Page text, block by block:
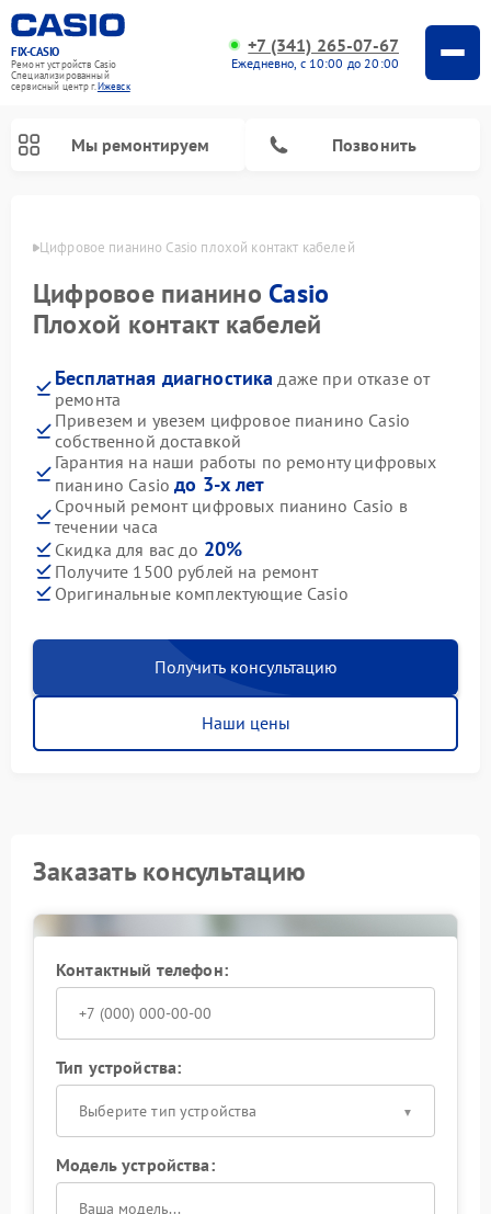
FIX-CASIO
Ремонт устройств Casio
Специализированный
cервисный центр г.Ижевск
+7 (341) 265-07-67
Ежедневно, с 10:00 до 20:00
Мы ремонтируем Позвонить
Цифровое пианино Casio плохой контакт кабелей
Цифровое пианино Casio
Плохой контакт кабелей
Бесплатная диагностика даже при отказе от
ремонта
Привезем и увезем цифровое пианино Casio
собственной доставкой
Гарантия на наши работы по ремонту цифровых
пианино Casioдо 3-х лет
Срочный ремонт цифровых пианино Casio в
течении часа
Скидка для вас до 20%
Получите 1500 рублей на ремонт
Оригинальные комплектующие Casio
Получить консультацию
Наши цены
Заказать консультацию
Контактный телефон:
Тип устройства:
Выберите тип устройства
Модель устройства: